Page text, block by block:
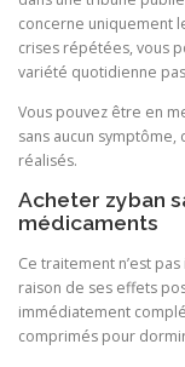
concerne uniquement
crises répétées, vous
variété quotidienne
Vous pouvez être en
sans aucun symptôme,
réalisés.
Acheter zyban
médicaments
Ce traitement n’est
raison de ses effets
immédiatement
comprimés pour